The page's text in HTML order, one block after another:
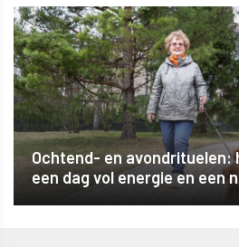
Ochtend- en avondrituelen:
een dag vol energie en een